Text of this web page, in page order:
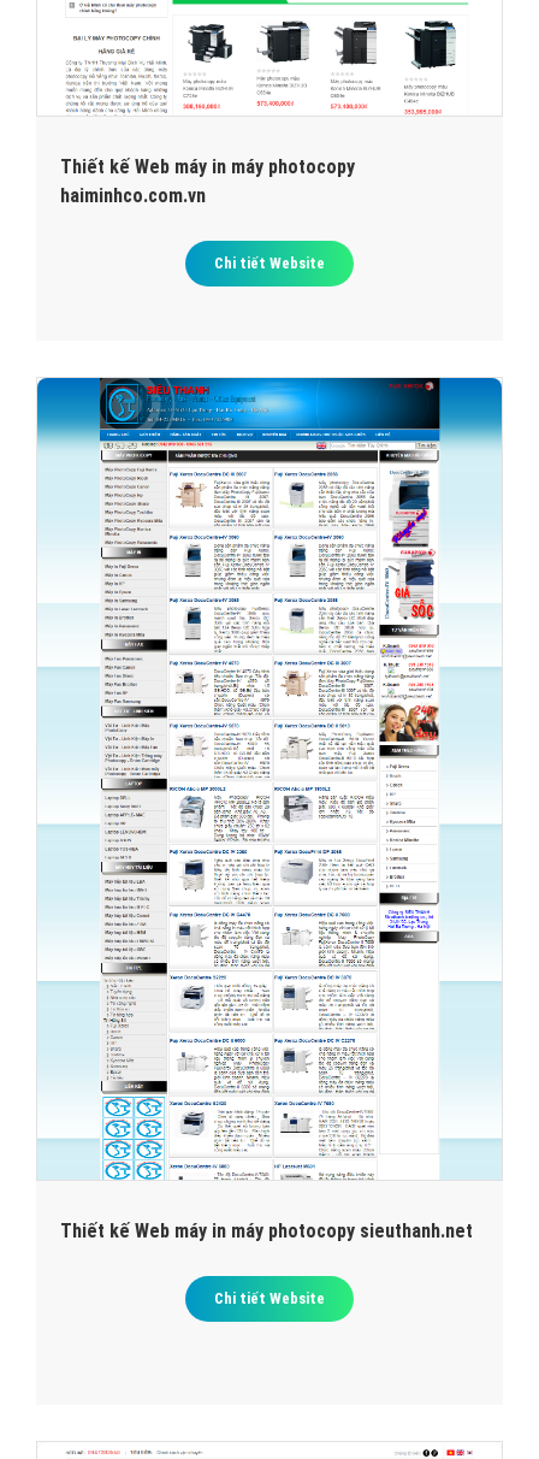
Thiết kế Web máy in máy photocopy
haiminhco.com.vn
Chi tiết Website
Thiết kế Web máy in máy photocopy sieuthanh.net
Chi tiết Website